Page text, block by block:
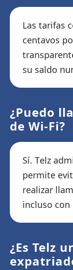
Las tarifas
centavos
su saldo
¿Puedo
de Wi-Fi?
Sí. Telz
permite
realizar
incluso con
¿Es Telz